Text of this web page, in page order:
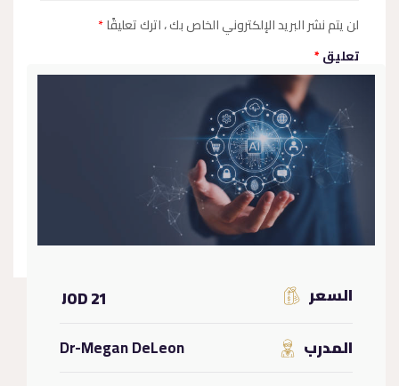
لن يتم نشر البريد الإلكتروني الخاص بك، اترك تعليقًا*
تعليق*
السعر
21 JOD
المدرب
Dr-Megan DeLeon